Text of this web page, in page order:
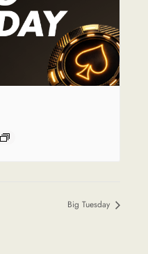
Big Tuesday